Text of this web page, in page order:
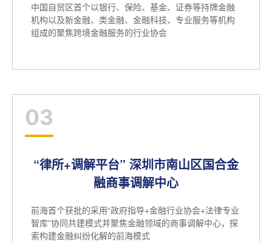
中国自贸区首个以银行、保险、基金、证券等持牌金融
机构以及新金融、类金融、金融科技、专业服务等机构
组成的聚焦跨境金融服务的行业协会
03
“律所+调解平台” 深圳市南山区国合金
融商事调解中心
前海首个获批的采用“政府指导+金融行业协会+法律专业
智库”协同共建模式并聚焦金融领域的商事调解中心，探
索构建金融纠纷化解的前海模式